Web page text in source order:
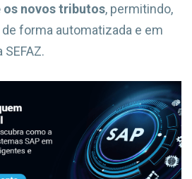
novos tributos, permitindo,
forma automatizada e em